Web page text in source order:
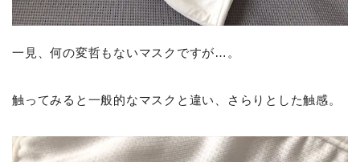
一見、何の変哲もないマスクですが…。
触ってみると一般的なマスクと違い、さらりとした触感。